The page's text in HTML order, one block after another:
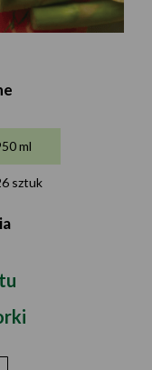
ml
sztuk